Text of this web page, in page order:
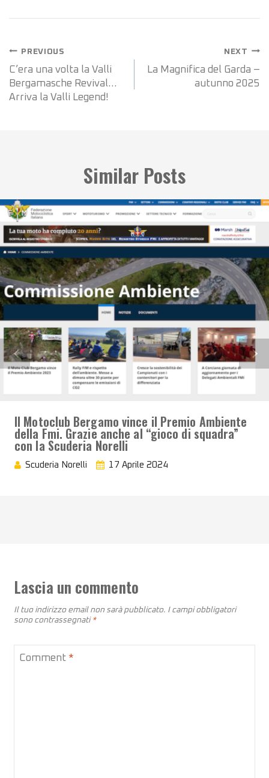
Navigazione
articoli
PREVIOUS
C’era una volta la Valli
Bergamasche Revival…
Arriva la Valli Legend!
NEXT
La Magnifica del Garda –
autunno 2025
Similar Posts
Il Motoclub Bergamo vince il Premio Ambiente
della Fmi. Grazie anche al “gioco di squadra”
con la Scuderia Norelli
Scuderia Norelli 17 Aprile 2024
Lascia un commento
Il tuo indirizzo email non sarà pubblicato. I campi obbligatori
sono contrassegnati *
Comment *